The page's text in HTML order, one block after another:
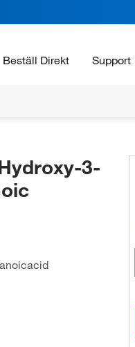
Beställ Direkt Support
3-